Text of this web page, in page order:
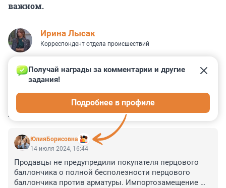
важном.
Ирина Лысак
Корреспондент отдела происшествий
КОММЕНТАРИИ 14
ЮлияБорисовна
Получай награды за комментарии и другие
задания!
Подробнее в профиле
14 июля 2024, 16:44
Продавцы не предупредили покупателя перцового
баллончика о полной бесполезности перцового
баллончика против арматуры. Импортозамещение